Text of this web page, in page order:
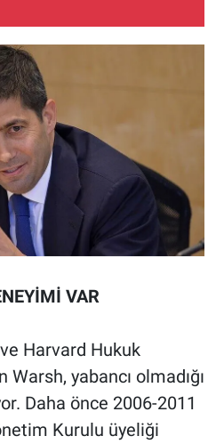
VAR
Harvard Hukuk
yabancı olmadığı
Daha önce 2006-2011
Kurulu üyeliği